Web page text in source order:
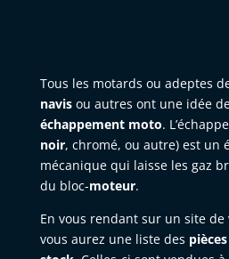
Tous les motards ou adeptes
navisou autres ont une idée
échappement moto.
noir, chromé, ou autre) est un
mécanique qui laisse les gaz
du bloc-moteur.
En vous rendant sur un site de
vous aurez une liste des pièces